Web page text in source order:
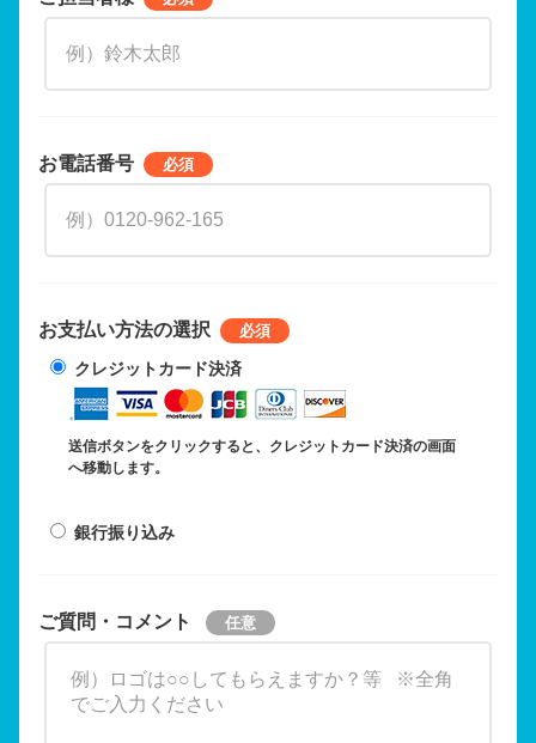
お電話番号
お支払い方法の選択
クレジットカード決済
送信ボタンをクリックすると、クレジットカード決済の画面
へ移動します。
銀行振り込み
ご質問・コメント